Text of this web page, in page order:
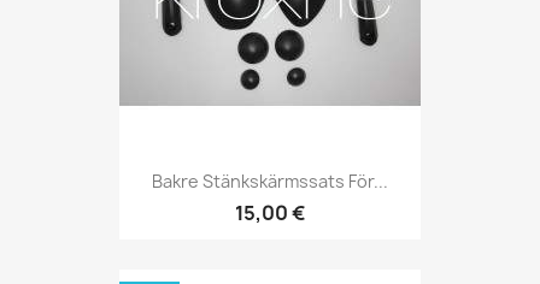
Bakre Stänkskärmssats För...
15,00 €